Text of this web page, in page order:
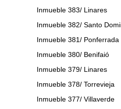
Inmueble 383/ Linares
Inmueble 382/ Santo
Inmueble 381/ Ponferrada
Inmueble 380/ Benifaió
Inmueble 379/ Linares
Inmueble 378/ Torrevieja
Inmueble 377/ Villaverde